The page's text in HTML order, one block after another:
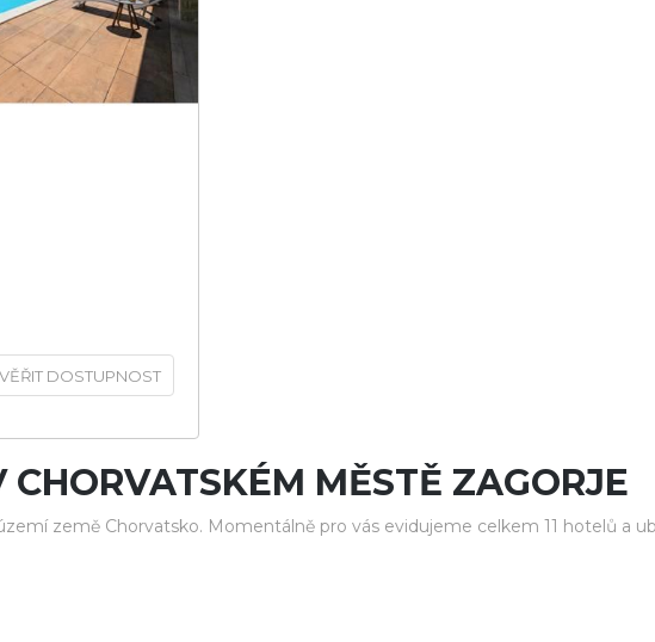
DOSTUPNOST
CHORVATSKÉM MĚSTĚ ZAGORJE
země Chorvatsko. Momentálně pro vás evidujeme celkem 11 hotelů a